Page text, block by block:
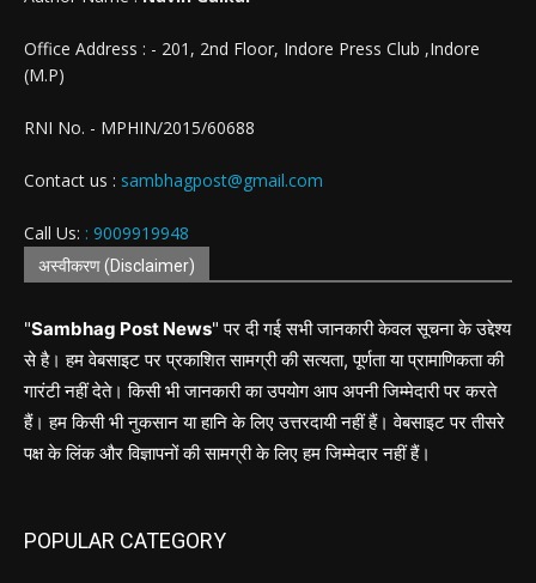
Office Address : - 201, 2nd Floor, Indore Press Club ,Indore
(M.P)
RNI No. - MPHIN/2015/60688
Contact us : sambhagpost@gmail.com
Call Us: : 9009919948
अस्वीकरण (Disclaimer)
"Sambhag Post News" पर दी गई सभी जानकारी केवल सूचना के उद्देश्य
से है। हम वेबसाइट पर प्रकाशित सामग्री की सत्यता, पूर्णता या प्रामाणिकता की
गारंटी नहीं देते। किसी भी जानकारी का उपयोग आप अपनी जिम्मेदारी पर करते
हैं। हम किसी भी नुकसान या हानि के लिए उत्तरदायी नहीं हैं। वेबसाइट पर तीसरे
पक्ष के लिंक और विज्ञापनों की सामग्री के लिए हम जिम्मेदार नहीं हैं।
POPULAR CATEGORY